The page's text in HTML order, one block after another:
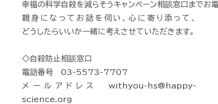
幸福の科学自殺を減らそうキャンペーン相談窓口までお
親身になってお話を伺い、心に寄り添って、
どうしたらいいか一緒に考えさせていただきます。
◇自殺防止相談窓口
電話番号 03-5573-7707
メールアドレス withyou-hs@happy-
science.org